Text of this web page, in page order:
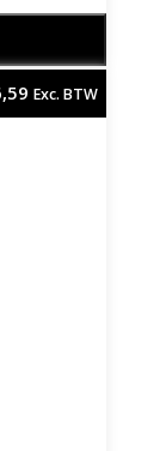
Exc. BTW